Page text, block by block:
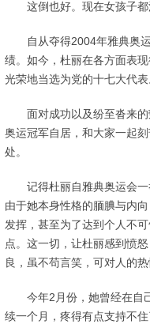
这倒也好。现在女孩子都
自从夺得2004年雅典奥运
绩。如今，杜丽在各方面表
光荣地当选为党的十七大代表
面对成功以及纷至沓来的
奥运冠军自居，和大家一起
处。
记得杜丽自雅典奥运会一
由于她本身性格的腼腆与内
发挥，甚至为了达到个人不
点。这一切，让杜丽感到愤
良，虽不苟言笑，可对人的
今年2月份，她曾经在自己
续一个月，疼得有点支持不